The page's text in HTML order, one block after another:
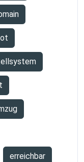
erreichbar